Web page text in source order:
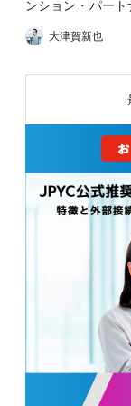
ンション・パー
大津賀新也